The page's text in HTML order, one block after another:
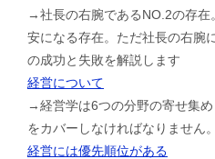
→社長の右腕であるNO.2の存在
安になる存在。ただ社長の右腕
の成功と失敗を解説します
経営について
→経営学は6つの分野の寄せ集
をカバーしなければなりません
経営には優先順位がある